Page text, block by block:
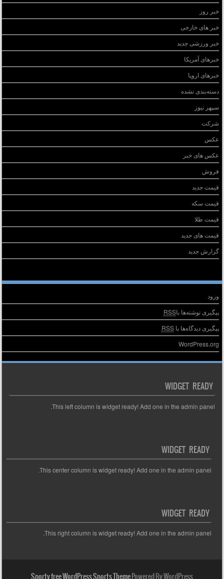
خبر روز
خبر های خارجی
خبر ورزشی جدید
خبرهای آمریکا
خبرهای اروپا
دسته‌بندی نشده
سپهر نیوز
شرکت
عکس
عکس های خبر
فروش
قیمت جدید
قیمت سکه
قیمت طلا
قیمت های جدید
گزارش جدید
ورود
پیگیری نوشته‌ها باRSS
پیگیری دیدگاه‌ها باRSS
WordPress.org
WIDGET READY
This left column is widget ready! Add one in the admin panel.
WIDGET READY
This center column is widget ready! Add one in the admin panel.
WIDGET READY
This right column is widget ready! Add one in the admin panel.
Sporty free WordPress Sports ThemePowered By WordPress